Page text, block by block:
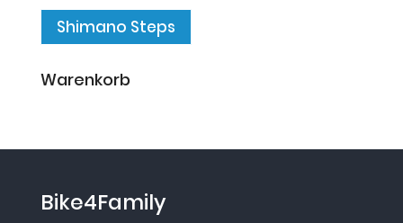
Shimano Steps
Warenkorb
Bike4Family